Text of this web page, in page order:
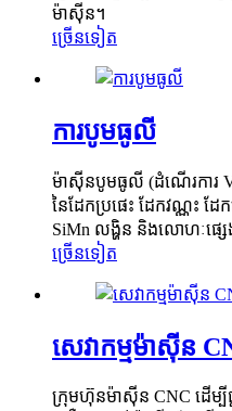
ម៉ាស៊ីន។
ច្រើនទៀត
ការបូមធូលី
ម៉ាស៊ីនបូមធូលី (ដំណើរការ
នៃដែកប្រផេះ ដែកវណ្ណះ
SiMn លង្ហិន និងលោហៈផ្ស
ច្រើនទៀត
សេវាកម្មម៉ាស៊ីន
ក្រុមហ៊ុនម៉ាស៊ីន CNC ដើម្